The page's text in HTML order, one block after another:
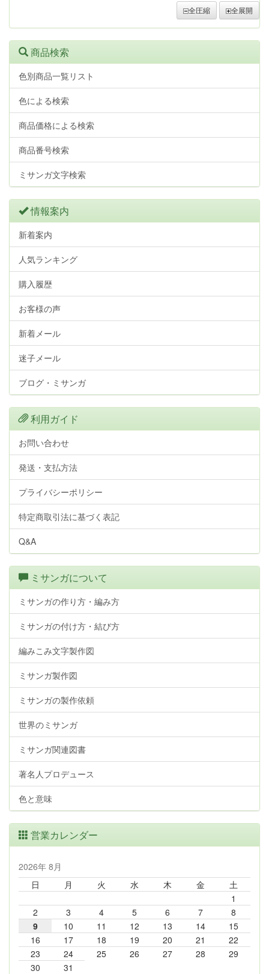
全圧縮 全展開
商品検索
色別商品一覧リスト
色による検索
商品価格による検索
商品番号検索
ミサンガ文字検索
情報案内
新着案内
人気ランキング
購入履歴
お客様の声
新着メール
迷子メール
ブログ・ミサンガ
利用ガイド
お問い合わせ
発送・支払方法
プライバシーポリシー
特定商取引法に基づく表記
Q&A
ミサンガについて
ミサンガの作り方・編み方
ミサンガの付け方・結び方
編みこみ文字製作図
ミサンガ製作図
ミサンガの製作依頼
世界のミサンガ
ミサンガ関連図書
著名人プロデュース
色と意味
営業カレンダー
2026年 8月
日
月 火 水 木 金
土
1
2
3 4 5 6 7
8
9
10 11 12 13 14
15
16
17 18 19 20 21
22
23
24 25 26 27 28
29
30
31